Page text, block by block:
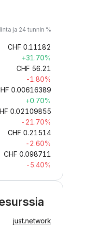
ja 24 tunnin %
CHF 0.11182
+31.70%
CHF 56.21
-1.80%
0.00616389
+0.70%
0.02109855
-21.70%
CHF 0.21514
-2.60%
CHF 0.098711
-5.40%
just.network